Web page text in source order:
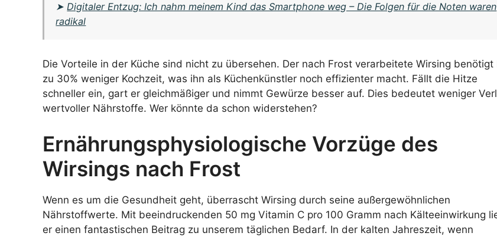
➤Digitaler Entzug: Ich nahm meinem Kind das Smartphone weg – Die Folgen für die Noten waren
radikal
Die Vorteile in der Küche sind nicht zu übersehen. Der nach Frost verarbeitete Wirsing benötigt
zu 30% weniger Kochzeit, was ihn als Küchenkünstler noch effizienter macht. Fällt die Hitze
schneller ein, gart er gleichmäßiger und nimmt Gewürze besser auf. Dies bedeutet weniger
wertvoller Nährstoffe. Wer könnte da schon widerstehen?
Ernährungsphysiologische Vorzüge des
Wirsings nach Frost
Wenn es um die Gesundheit geht, überrascht Wirsing durch seine außergewöhnlichen
Nährstoffwerte. Mit beeindruckenden 50 mg Vitamin C pro 100 Gramm nach Kälteeinwirkung
er einen fantastischen Beitrag zu unserem täglichen Bedarf. In der kalten Jahreszeit, wenn